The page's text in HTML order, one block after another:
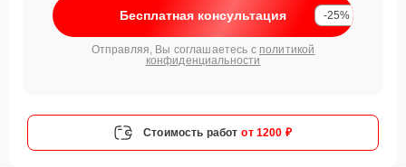
Бесплатная консультация -25%
Отправляя, Вы соглашаетесь с политикой
конфиденциальности
Стоимость работ от 1200 ₽